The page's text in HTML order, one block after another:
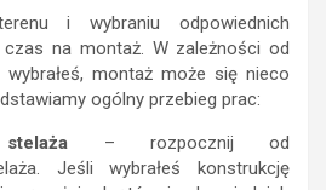
i wybraniu odpowiednich
czas na montaż. W zależności od
montaż może się nieco
ogólny przebieg prac:
– rozpocznij od
Jeśli wybrałeś konstrukcję